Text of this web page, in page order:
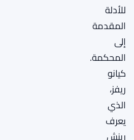
للأدلة
المقدمة
إلى
المحكمة.
كيانو
ريفز،
الذي
يعرف
رينش